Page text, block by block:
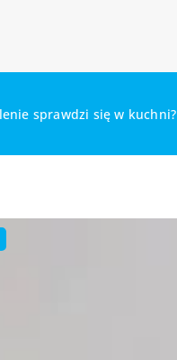
sprawdzi się w kuchni?